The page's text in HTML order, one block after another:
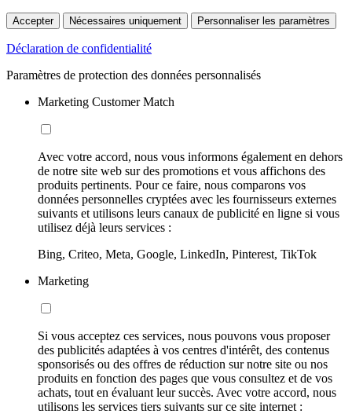
Accepter Nécessaires uniquement Personnaliser les paramètres
Déclaration de confidentialité
Paramètres de protection des données personnalisés
Marketing Customer Match
Avec votre accord, nous vous informons également en dehors
de notre site web sur des promotions et vous affichons des
produits pertinents. Pour ce faire, nous comparons vos
données personnelles cryptées avec les fournisseurs externes
suivants et utilisons leurs canaux de publicité en ligne si vous
utilisez déjà leurs services :
Bing, Criteo, Meta, Google, LinkedIn, Pinterest, TikTok
Marketing
Si vous acceptez ces services, nous pouvons vous proposer
des publicités adaptées à vos centres d'intérêt, des contenus
sponsorisés ou des offres de réduction sur notre site ou nos
produits en fonction des pages que vous consultez et de vos
achats, tout en évaluant leur succès. Avec votre accord, nous
utilisons les services tiers suivants sur ce site internet :